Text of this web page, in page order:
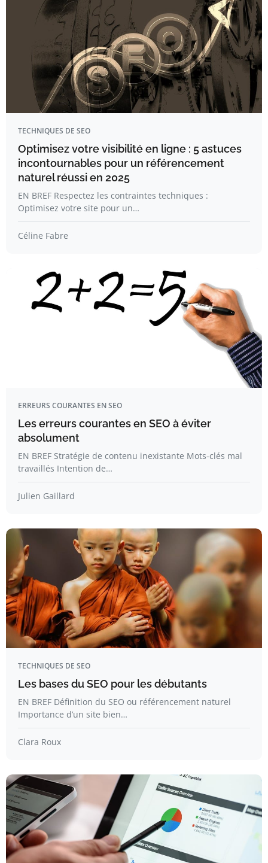
TECHNIQUES DE SEO
Optimisez votre visibilité en ligne : 5 astuces
incontournables pour un référencement
naturel réussi en 2025
EN BREF Respectez les contraintes techniques :
Optimisez votre site pour un…
Céline Fabre
ERREURS COURANTES EN SEO
Les erreurs courantes en SEO à éviter
absolument
EN BREF Stratégie de contenu inexistante Mots-clés mal
travaillés Intention de…
Julien Gaillard
TECHNIQUES DE SEO
Les bases du SEO pour les débutants
EN BREF Définition du SEO ou référencement naturel
Importance d’un site bien…
Clara Roux